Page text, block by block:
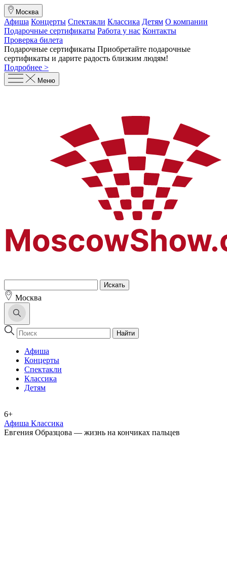
Москва
Афиша Концерты Спектакли Классика Детям О компании
Подарочные сертификаты Работа у нас Контакты
Проверка билета
Подарочные сертификаты Приобретайте подарочные
сертификаты и дарите радость близким людям!
Подробнее >
Меню
Москва
Найти
Афиша
Концерты
Спектакли
Классика
Детям
6+
Афиша Классика
Евгения Образцова — жизнь на кончиках пальцев